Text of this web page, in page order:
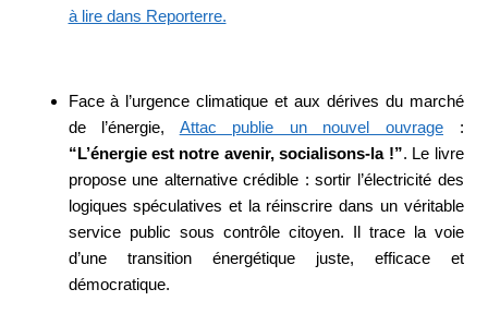
à lire dans Reporterre.
Face à l’urgence climatique et aux dérives du marché
de l’énergie, Attac publie un nouvel ouvrage:
“L’énergie est notre avenir, socialisons-la !”. Le livre
propose une alternative crédible : sortir l’électricité des
logiques spéculatives et la réinscrire dans un véritable
service public sous contrôle citoyen. Il trace la voie
d’une transition énergétique juste, efficace et
démocratique.